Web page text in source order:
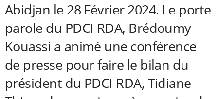
Abidjan le 28 Février 2024. Le porte
parole du PDCI RDA, Brédoumy
Kouassi a animé une conférence
de presse pour faire le bilan du
président du PDCI RDA, Tidiane